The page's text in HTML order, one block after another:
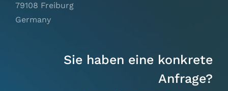
79108 Freiburg
Germany
Sie haben eine konkrete
Anfrage?